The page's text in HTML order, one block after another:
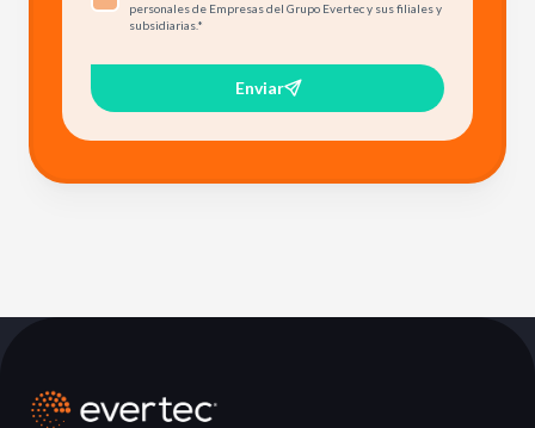
personales de Empresas del Grupo Evertec y sus filiales y
subsidiarias.*
Enviar